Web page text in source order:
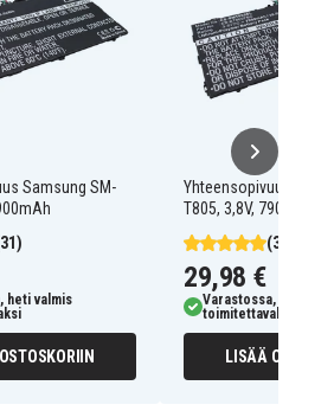
Samsung SM-
heti valmis
Yhteensopivuus
T805, 3,8V, 7900mAh
(31)
29,98 €
Varastossa, heti
toimitettavaksi
LISÄÄ